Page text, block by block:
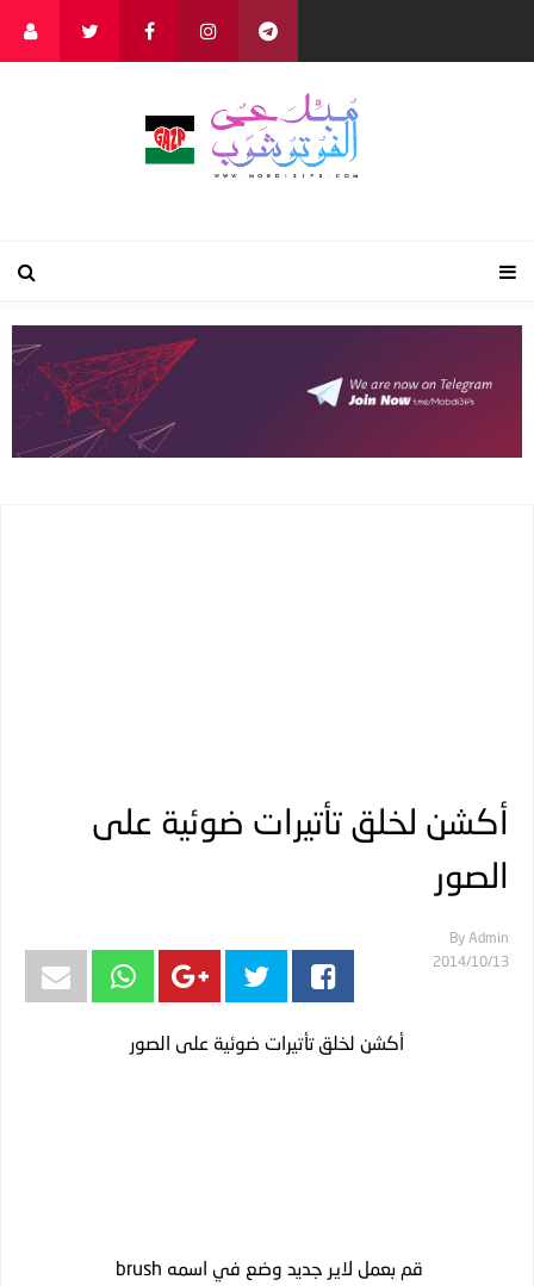
أكشن لخلق تأتيرات ضوئية على
الصور
By Admin
13‏/10‏/2014
أكشن لخلق تأتيرات ضوئية على الصور
قم بعمل لاير جديد وضع في اسمه brush